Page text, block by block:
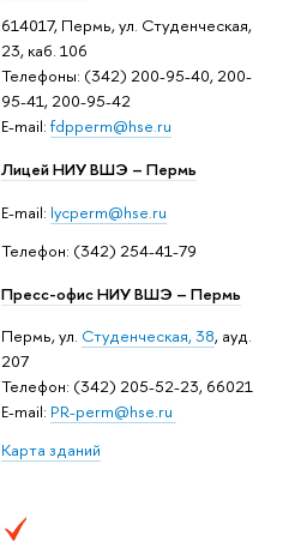
614017, Пермь, ул. Студенческая,
23, каб. 106
Телефоны: (342) 200-95-40, 200-
95-41, 200-95-42
E-mail: fdpperm@hse.ru
Лицей НИУ ВШЭ – Пермь
E-mail: lycperm@hse.ru
Телефон: (342) 254-41-79
Пресс-офис НИУ ВШЭ – Пермь
Пермь, ул. Студенческая, 38, ауд.
207
Телефон: (342) 205-52-23, 66021
E-mail: PR-perm@hse.ru
Карта зданий